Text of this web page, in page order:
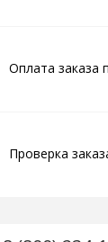
Оплата заказа
Проверка